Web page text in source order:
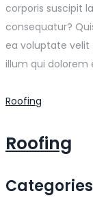
corporis suscipit
consequatur?
ea voluptate velit
illum qui dolorem
Roofing
Roofing
Categories